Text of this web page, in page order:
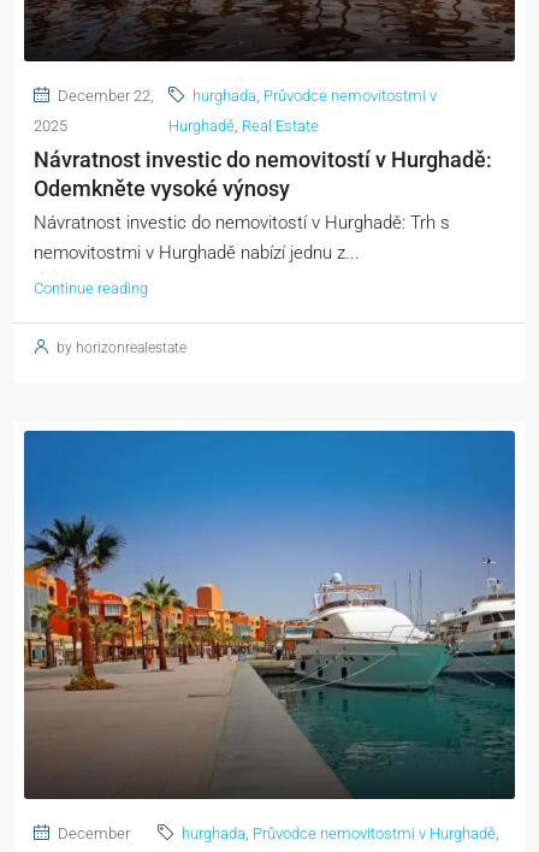
December 22,
2025
hurghada Průvodce nemovitostmi v
Hurghadě Real Estate
Návratnost investic do nemovitostí v Hurghadě:
Odemkněte vysoké výnosy
Návratnost investic do nemovitostí v Hurghadě: Trh s
nemovitostmi v Hurghadě nabízí jednu z...
Continue reading
by horizonrealestate
December
hurghada Průvodce nemovitostmi v Hurghadě